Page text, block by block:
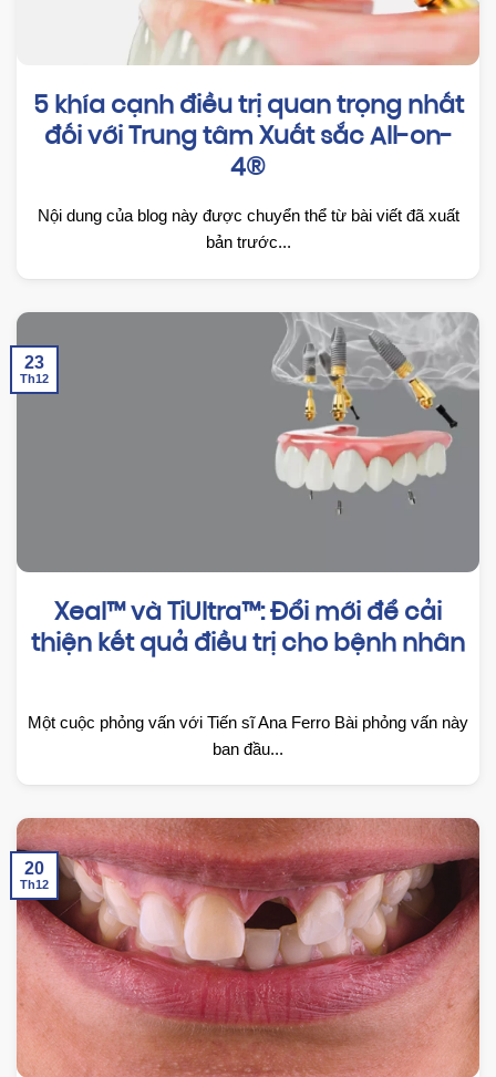
5 khía cạnh điều trị quan trọng nhất
đối với Trung tâm Xuất sắc All-on-
4®
Nội dung của blog này được chuyển thể từ bài viết đã xuất
bản trước...
Xeal™ và TiUltra™: Đổi mới để cải
thiện kết quả điều trị cho bệnh nhân
Một cuộc phỏng vấn với Tiến sĩ Ana Ferro Bài phỏng vấn này
ban đầu...
23
Th12
20
Th12